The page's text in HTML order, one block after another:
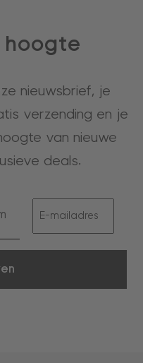
nieuwsbrief, je
verzending en je
van nieuwe
deals.